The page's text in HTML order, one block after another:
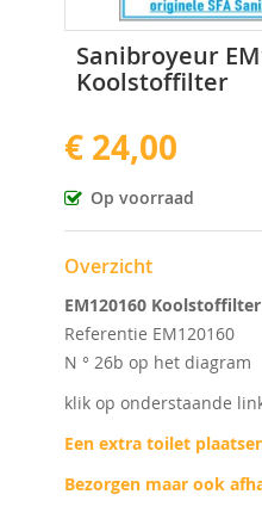
Sanibroyeur
Koolstoffilter
€ 24,00
Op voorraad
Overzicht
EM120160 Koolstoffilter
Referentie EM120160
N ° 26b op het diagram
klik op onderstaande
Een extra toilet
Bezorgen maar ook
naar
het
van
de
afbeeldingen-
gallerij